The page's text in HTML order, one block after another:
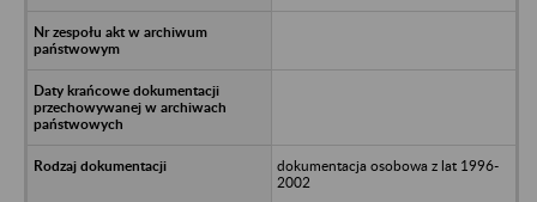
dokumentacja osobowa z lat 1996-
2002